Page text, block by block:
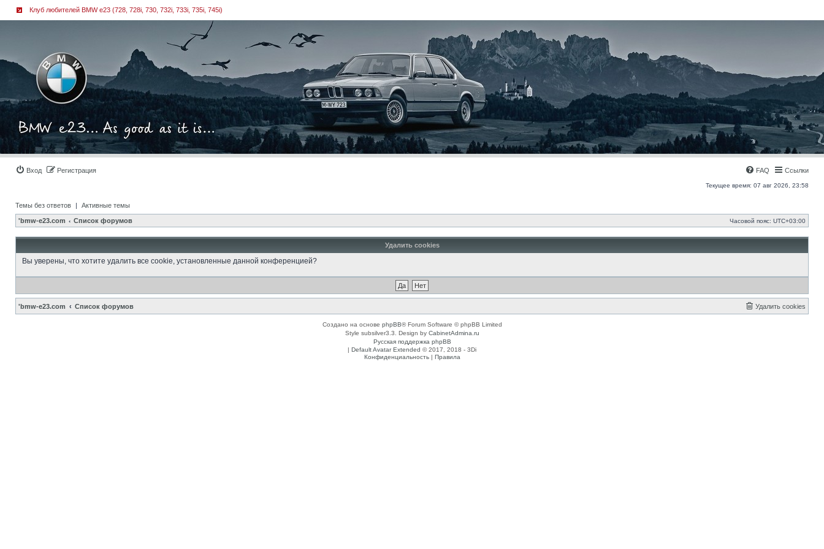
Клуб любителей BMW e23 (728, 728i, 730, 732i, 733i, 735i, 745i)
Вход Регистрация Ссылки
FAQ
Текущее время: 07 авг 2026, 23:58
Темы без ответов | Активные темы
'bmw-e23.com Список форумов Часовой пояс: UTC+03:00
Удалить cookies
Вы уверены, что хотите удалить все cookie, установленные данной конференцией?
'bmw-e23.com Список форумов Удалить cookies
Создано на основе phpBB® Forum Software © phpBB Limited
Style subsilver3.3. Design by CabinetAdmina.ru
Русская поддержка phpBB
| Default Avatar Extended © 2017, 2018 - 3Di
Конфиденциальность| Правила